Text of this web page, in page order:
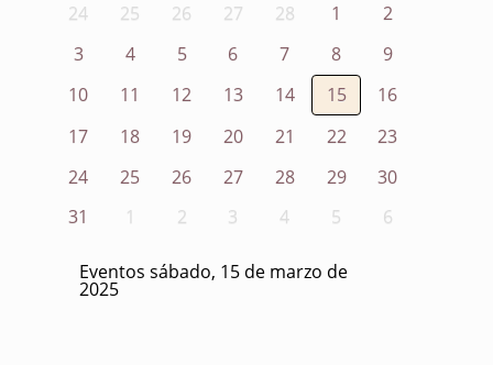
24 25 26 27 28 1
2
3
4 5 6 7 8
9
10
11 12 13 14 15
16
17
18 19 20 21 22
23
24
25 26 27 28 29
30
31
1 2 3 4 5 6
Eventos sábado, 15 de marzo de
2025